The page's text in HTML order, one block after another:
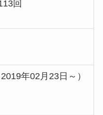
回
2019年02月23日～）